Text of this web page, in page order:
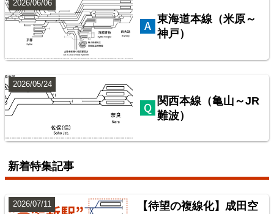
配線略図で辿る首都圏の保線基地
楽天市場
東海道本線（米原～
神戸）
2026/06/06
関西本線（亀山～JR
難波）
2026/05/24
新着特集記事
【待望の複線化】成田空
2026/07/11